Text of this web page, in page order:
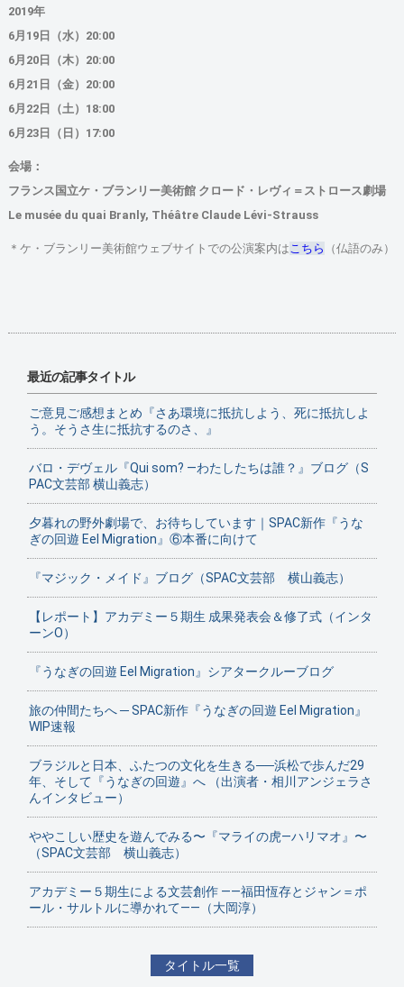
2019年
6月19日（水）20:00
6月20日（木）20:00
6月21日（金）20:00
6月22日（土）18:00
6月23日（日）17:00
会場：
フランス国立ケ・ブランリー美術館 クロード・レヴィ＝ストロース劇場
Le musée du quai Branly, Théâtre Claude Lévi-Strauss
＊ケ・ブランリー美術館ウェブサイトでの公演案内は こちら （仏語のみ）
最近の記事タイトル
ご意見ご感想まとめ『さあ環境に抵抗しよう、死に抵抗しよ
う。そうさ生に抵抗するのさ、』
バロ・デヴェル『Qui som? ―わたしたちは誰？』ブログ（S
PAC文芸部 横山義志）
夕暮れの野外劇場で、お待ちしています｜SPAC新作『うな
ぎの回遊 Eel Migration』⑥本番に向けて
『マジック・メイド』ブログ（SPAC文芸部 横山義志）
【レポート】アカデミー５期生 成果発表会＆修了式（インタ
ーンO）
『うなぎの回遊 Eel Migration』シアタークルーブログ
旅の仲間たちへ ─ SPAC新作『うなぎの回遊 Eel Migration』
WIP速報
ブラジルと日本、ふたつの文化を生きる──浜松で歩んだ29
年、そして『うなぎの回遊』へ （出演者・相川アンジェラさ
んインタビュー）
ややこしい歴史を遊んでみる〜『マライの虎—ハリマオ』〜
（SPAC文芸部 横山義志）
アカデミー５期生による文芸創作 ——福田恆存とジャン＝ポ
ール・サルトルに導かれて——（大岡淳）
タイトル一覧